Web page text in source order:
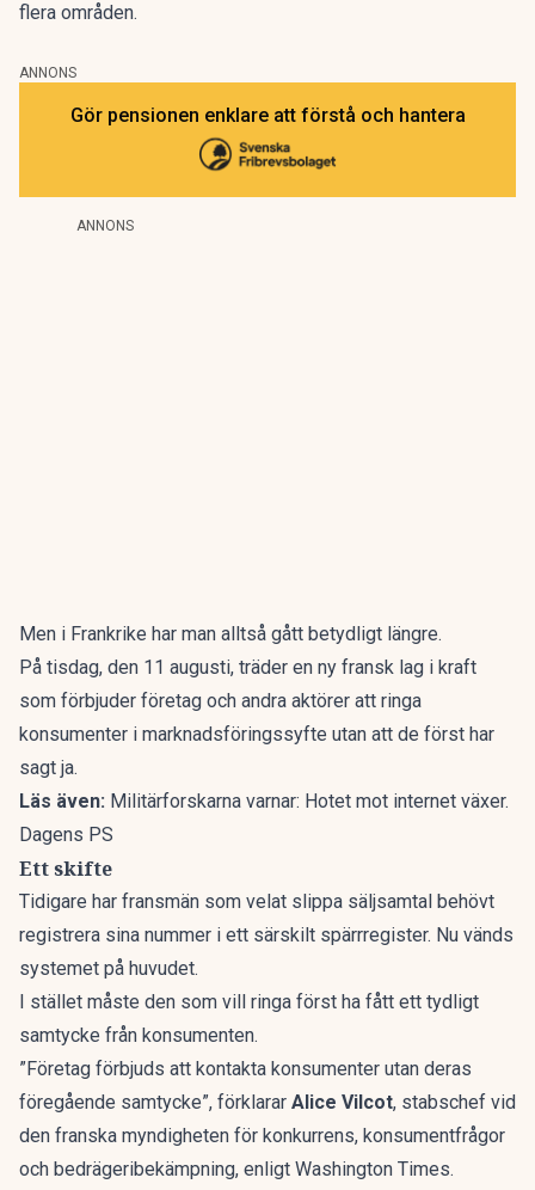
flera områden.
ANNONS
Gör pensionen enklare att förstå och hantera
ANNONS
Men i Frankrike har man alltså gått betydligt längre.
På tisdag, den 11 augusti, träder en ny fransk lag i kraft
som förbjuder företag och andra aktörer att ringa
konsumenter i marknadsföringssyfte utan att de först har
sagt ja.
Läs även: Militärforskarna varnar: Hotet mot internet växer.
Dagens PS
Ett skifte
Tidigare har fransmän som velat slippa säljsamtal behövt
registrera sina nummer i ett särskilt spärrregister. Nu vänds
systemet på huvudet.
I stället måste den som vill ringa först ha fått ett tydligt
samtycke från konsumenten.
”Företag förbjuds att kontakta konsumenter utan deras
föregående samtycke”, förklarar Alice Vilcot, stabschef vid
den franska myndigheten för konkurrens, konsumentfrågor
och bedrägeribekämpning, enligt Washington Times.